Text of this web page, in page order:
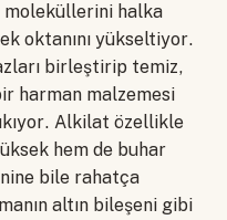
moleküllerini halka
oktanını yükseltiyor.
birleştirip temiz,
harman malzemesi
Alkilat özellikle
hem de buhar
bile rahatça
altın bileşeni gibi